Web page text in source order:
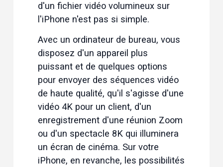
d'un fichier vidéo volumineux sur
l'iPhone n'est pas si simple.
Avec un ordinateur de bureau, vous
disposez d'un appareil plus
puissant et de quelques options
pour envoyer des séquences vidéo
vidéo 4K
enregistrement d'une réunion Zoom
ou d'un spectacle 8K qui illuminera
un écran de cinéma. Sur votre
iPhone, en revanche, les possibilités